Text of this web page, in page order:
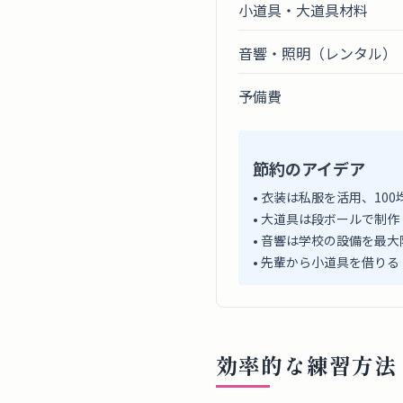
小道具・大道具材料
音響・照明（レンタル）
予備費
節約のアイデア
• 衣装は私服を活用、100
• 大道具は段ボールで制作
• 音響は学校の設備を最大
• 先輩から小道具を借りる
効率的な練習方法